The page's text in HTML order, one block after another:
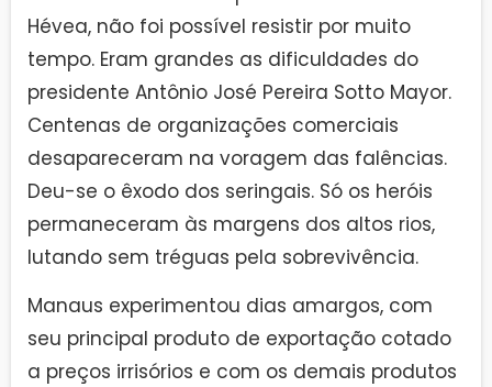
Hévea, não foi possível resistir por muito
tempo. Eram grandes as dificuldades do
presidente Antônio José Pereira Sotto Mayor.
Centenas de organizações comerciais
desapareceram na voragem das falências.
Deu-se o êxodo dos seringais. Só os heróis
permaneceram às margens dos altos rios,
lutando sem tréguas pela sobrevivência.
Manaus experimentou dias amargos, com
seu principal produto de exportação cotado
a preços irrisórios e com os demais produtos